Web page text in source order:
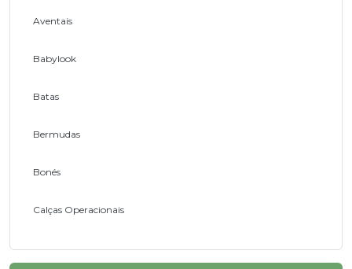
Aventais
Babylook
Batas
Bermudas
Bonés
Calças Operacionais
Camisas em Brim